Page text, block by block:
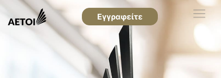
Εγγραφείτε